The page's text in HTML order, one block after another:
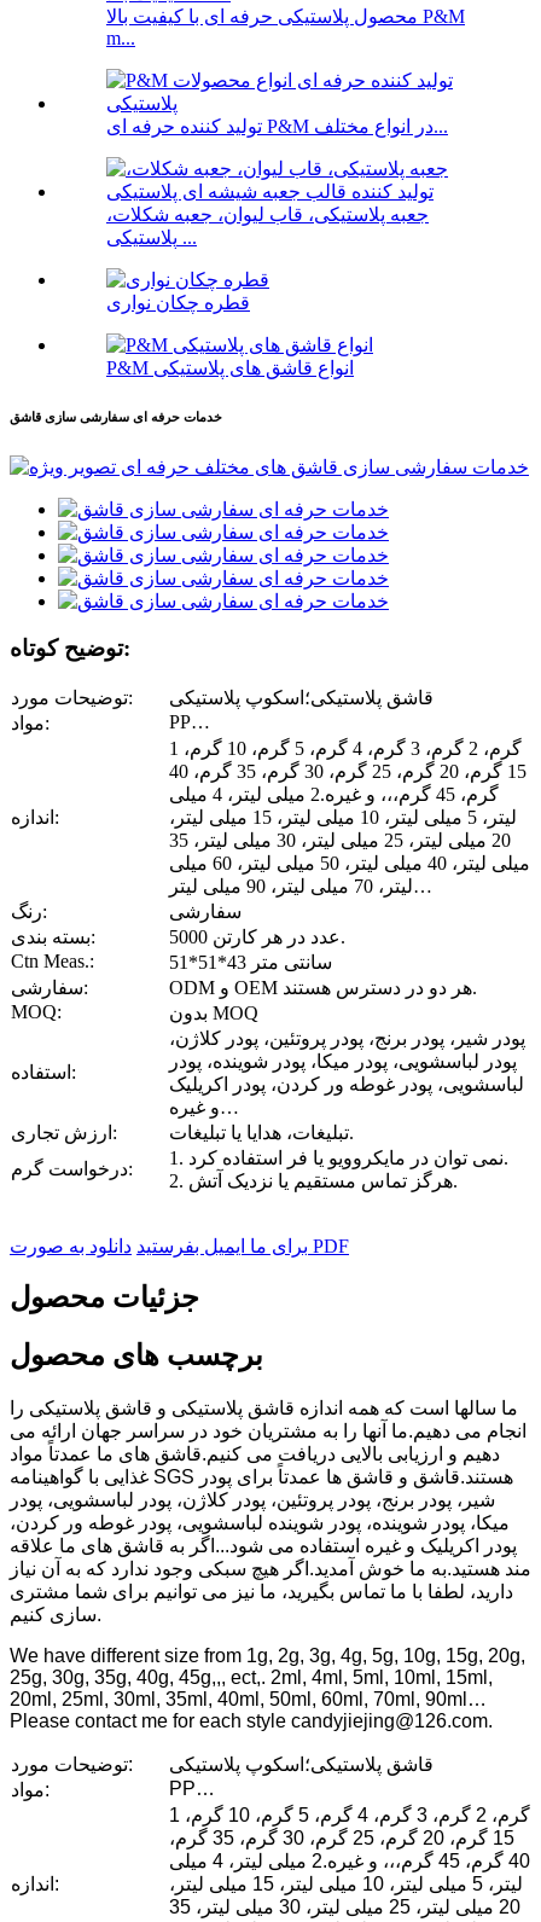
محصول پلاستیکی حرفه ای با کیفیت بالا P&M
m...
تولید کننده حرفه ای P&M در انواع مختلف...
جعبه پلاستیکی، قاب لیوان، جعبه شکلات،
پلاستیکی ...
قطره چکان نواری
P&M انواع قاشق های پلاستیکی
خدمات حرفه ای سفارشی سازی قاشق
توضیح کوتاه:
توضیحات مورد:
قاشق پلاستیکی؛اسکوپ پلاستیکی
مواد:
PP…
اندازه:
1 گرم، 2 گرم، 3 گرم، 4 گرم، 5 گرم، 10 گرم،
15 گرم، 20 گرم، 25 گرم، 30 گرم، 35 گرم، 40
گرم، 45 گرم،،، و غیره.2 میلی لیتر، 4 میلی
لیتر، 5 میلی لیتر، 10 میلی لیتر، 15 میلی لیتر،
20 میلی لیتر، 25 میلی لیتر، 30 میلی لیتر، 35
میلی لیتر، 40 میلی لیتر، 50 میلی لیتر، 60 میلی
لیتر، 70 میلی لیتر، 90 میلی لیتر…
رنگ:
سفارشی
بسته بندی:
5000 عدد در هر کارتن.
Ctn Meas.:
51*51*43 سانتی متر
سفارشی:
ODM و OEM هر دو در دسترس هستند.
MOQ:
بدون MOQ
استفاده:
پودر شیر، پودر برنج، پودر پروتئین، پودر کلاژن،
پودر لباسشویی، پودر میکا، پودر شوینده، پودر
لباسشویی، پودر غوطه ور کردن، پودر اکریلیک
و غیره…
ارزش تجاری:
تبلیغات، هدایا یا تبلیغات.
درخواست گرم:
1. نمی توان در مایکروویو یا فر استفاده کرد.
2. هرگز تماس مستقیم یا نزدیک آتش.
برای ما ایمیل بفرستید دانلود به صورت PDF
جزئیات محصول
برچسب های محصول
ما سالها است که همه اندازه قاشق پلاستیکی و قاشق پلاستیکی را
انجام می دهیم.ما آنها را به مشتریان خود در سراسر جهان ارائه می
دهیم و ارزیابی بالایی دریافت می کنیم.قاشق های ما عمدتاً مواد
غذایی با گواهینامه SGS هستند.قاشق و قاشق ها عمدتاً برای پودر
شیر، پودر برنج، پودر پروتئین، پودر کلاژن، پودر لباسشویی، پودر
میکا، پودر شوینده، پودر شوینده لباسشویی، پودر غوطه ور کردن،
پودر اکریلیک و غیره استفاده می شود...اگر به قاشق های ما علاقه
مند هستید.به ما خوش آمدید.اگر هیچ سبکی وجود ندارد که به آن نیاز
دارید، لطفا با ما تماس بگیرید، ما نیز می توانیم برای شما مشتری
سازی کنیم.
We have different size from 1g, 2g, 3g, 4g, 5g, 10g, 15g, 20g,
25g, 30g, 35g, 40g, 45g,,, ect,. 2ml, 4ml, 5ml, 10ml, 15ml,
20ml, 25ml, 30ml, 35ml, 40ml, 50ml, 60ml, 70ml, 90ml…
Please contact me for each style candyjiejing@126.com.
توضیحات مورد:
قاشق پلاستیکی؛اسکوپ پلاستیکی
مواد:
PP…
اندازه:
1 گرم، 2 گرم، 3 گرم، 4 گرم، 5 گرم، 10 گرم،
15 گرم، 20 گرم، 25 گرم، 30 گرم، 35 گرم،
40 گرم، 45 گرم،،، و غیره.2 میلی لیتر، 4 میلی
لیتر، 5 میلی لیتر، 10 میلی لیتر، 15 میلی لیتر،
20 میلی لیتر، 25 میلی لیتر، 30 میلی لیتر، 35